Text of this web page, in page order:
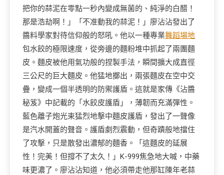
把你的蒜泥在零點一秒內變成無菌的、純淨的白醋！
那是浩劫啊！」「不准動我的蒜泥！」廖沾沾發出了
醬料學家對待信仰般的怒吼。他以一種專業舞蹈場地
包水餃的極限速度，從旁邊的麵粉堆中抓起了兩團麵
皮。麵皮被他用氣功般的捏製手法，瞬間擴大成直徑
三公尺的巨大麵皮。他猛地擲出，兩張麵皮在空中交
疊，變成一個半透明的防禦護盾。這就是家傳《沾醬
秘笈》中記載的「水餃皮護盾」，薄韌而充滿彈性。
藍色離子炮光束猛烈地擊中麵皮護盾，發出了一聲像
是汽水開蓋的聲音。護盾劇烈震動，但奇蹟般地擋住
了攻擊，只是散發出濃郁的麵香。「這麵皮的延展
性！完美！但撐不了太久！」K-999焦急地大喊，中藥
味更濃了。廖沾沾知道，他必須帶走他那缸陳年老蒜